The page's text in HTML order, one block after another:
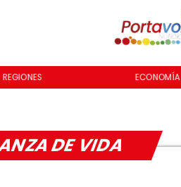
REGIONES ECONOMÍA
DE VIDA